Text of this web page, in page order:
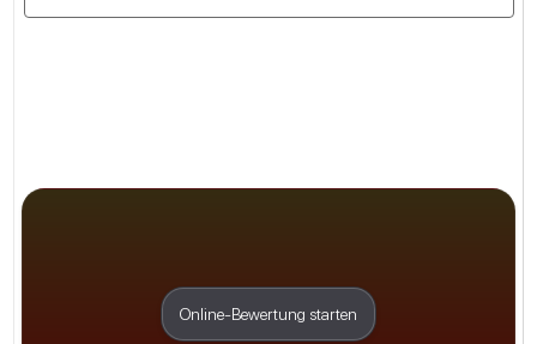
Online-Bewertung starten